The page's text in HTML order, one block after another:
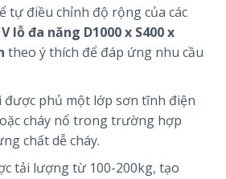
tự điều chỉnh độ rộng của các
lỗ đa năng D1000 x S400 x
theo ý thích để đáp ứng nhu cầu
được phủ một lớp sơn tĩnh điện
cháy nổ trong trường hợp
chất dễ cháy.
tải lượng từ 100-200kg, tạo